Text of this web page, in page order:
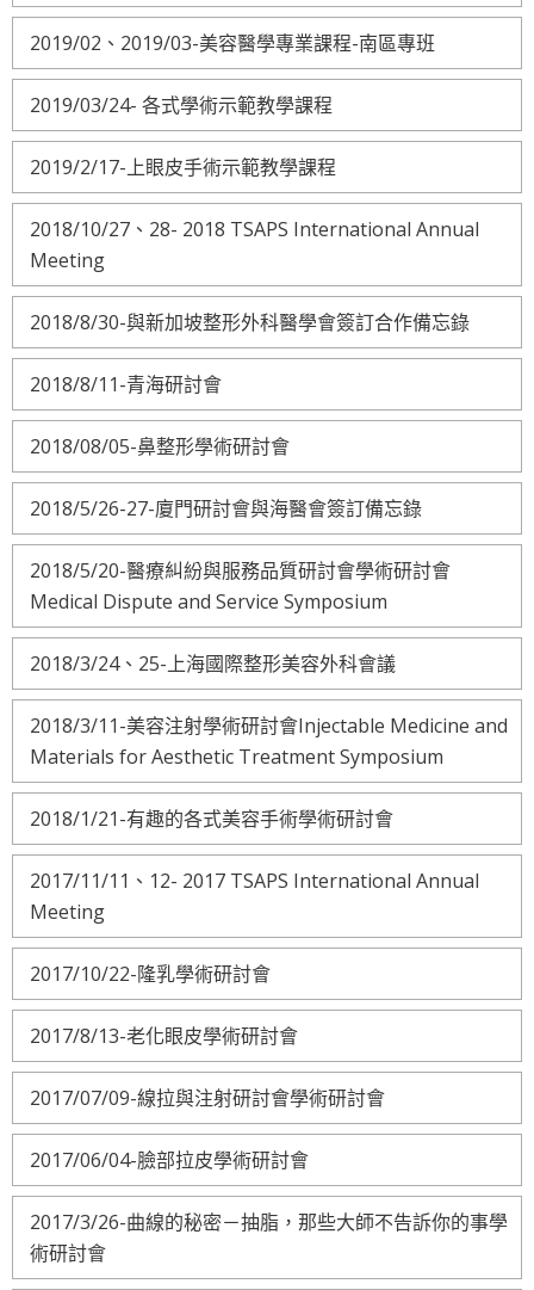
2019/02、2019/03-美容醫學專業課程-南區專班
2019/03/24- 各式學術示範教學課程
2019/2/17-上眼皮手術示範教學課程
2018/10/27、28- 2018 TSAPS International Annual
Meeting
2018/8/30-與新加坡整形外科醫學會簽訂合作備忘錄
2018/8/11-青海研討會
2018/08/05-鼻整形學術研討會
2018/5/26-27-廈門研討會與海醫會簽訂備忘錄
2018/5/20-醫療糾紛與服務品質研討會學術研討會
Medical Dispute and Service Symposium
2018/3/24、25-上海國際整形美容外科會議
2018/3/11-美容注射學術研討會Injectable Medicine and
Materials for Aesthetic Treatment Symposium
2018/1/21-有趣的各式美容手術學術研討會
2017/11/11、12- 2017 TSAPS International Annual
Meeting
2017/10/22-隆乳學術研討會
2017/8/13-老化眼皮學術研討會
2017/07/09-線拉與注射研討會學術研討會
2017/06/04-臉部拉皮學術研討會
2017/3/26-曲線的秘密－抽脂，那些大師不告訴你的事學
術研討會